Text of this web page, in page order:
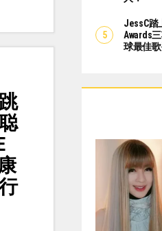
JessC踏
Awards
球最佳